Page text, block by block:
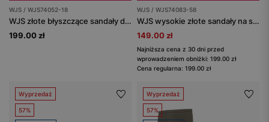
WJS / WJS74052-18
WJS złote błyszczące sandały damskie
199.00 zł
WJS / WJS74083-58
WJS wysokie złote sandały na szerokim słupku
149.00 zł
Najniższa cena z 30 dni przed
wprowadzeniem obniżki: 199.00 zł
Cena regularna: 199.00 zł
Wyprzedaż
57%
Wyprzedaż
57%